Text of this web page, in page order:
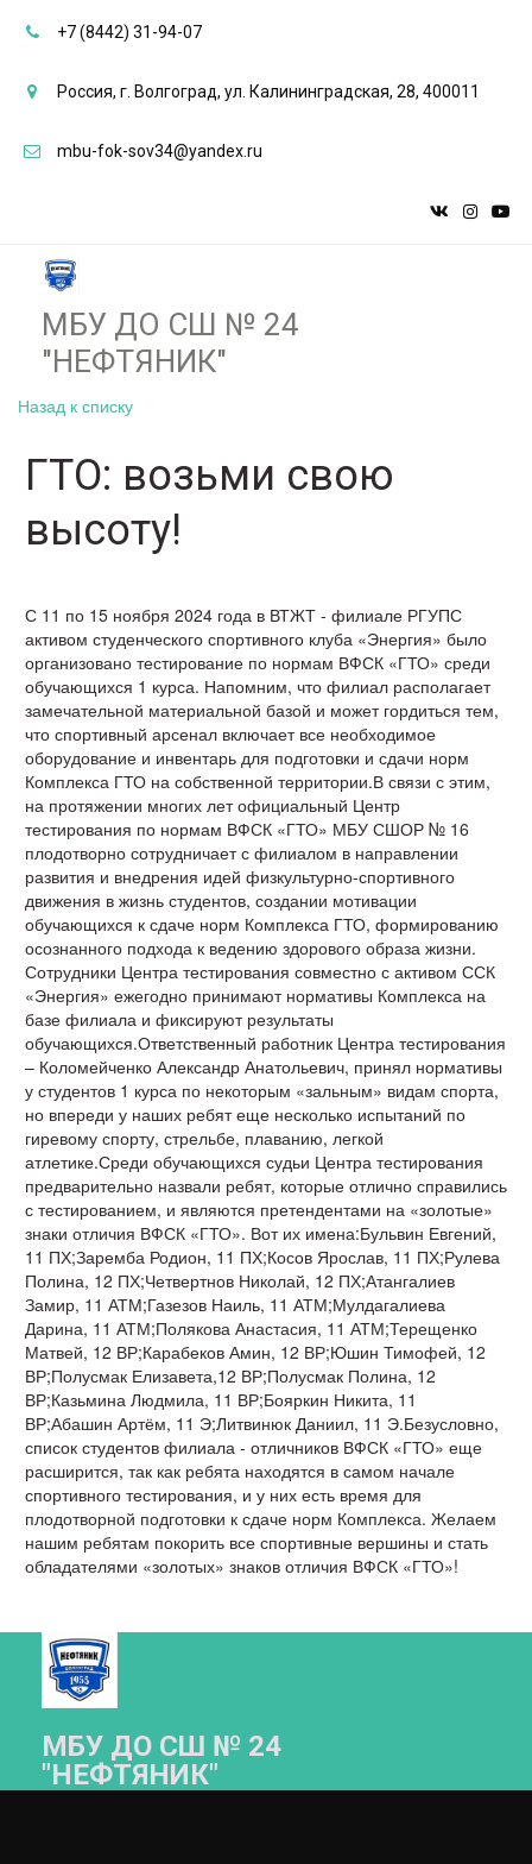
+7 (8442) 31-94-07
Россия, г. Волгоград, ул. Калининградская, 28, 400011
mbu-fok-sov34@yandex.ru
МБУ ДО СШ № 24
"НЕФТЯНИК"­­
Назад к списку
ГТО: возьми свою
высоту!
С 11 по 15 ноября 2024 года в ВТЖТ - филиале РГУПС
активом студенческого спортивного клуба «Энергия» было
организовано тестирование по нормам ВФСК «ГТО» среди
обучающихся 1 курса. Напомним, что филиал располагает
замечательной материальной базой и может гордиться тем,
что спортивный арсенал включает все необходимое
оборудование и инвентарь для подготовки и сдачи норм
Комплекса ГТО на собственной территории.В связи с этим,
на протяжении многих лет официальный Центр
тестирования по нормам ВФСК «ГТО» МБУ СШОР № 16
плодотворно сотрудничает с филиалом в направлении
развития и внедрения идей физкультурно-спортивного
движения в жизнь студентов, создании мотивации
обучающихся к сдаче норм Комплекса ГТО, формированию
осознанного подхода к ведению здорового образа жизни.
Сотрудники Центра тестирования совместно с активом ССК
«Энергия» ежегодно принимают нормативы Комплекса на
базе филиала и фиксируют результаты
обучающихся.Ответственный работник Центра тестирования
– Коломейченко Александр Анатольевич, принял нормативы
у студентов 1 курса по некоторым «зальным» видам спорта,
но впереди у наших ребят еще несколько испытаний по
гиревому спорту, стрельбе, плаванию, легкой
атлетике.Среди обучающихся судьи Центра тестирования
предварительно назвали ребят, которые отлично справились
с тестированием, и являются претендентами на «золотые»
знаки отличия ВФСК «ГТО». Вот их имена:Бульвин Евгений,
11 ПХ;Заремба Родион, 11 ПХ;Косов Ярослав, 11 ПХ;Рулева
Полина, 12 ПХ;Четвертнов Николай, 12 ПХ;Атангалиев
Замир, 11 АТМ;Газезов Наиль, 11 АТМ;Мулдагалиева
Дарина, 11 АТМ;Полякова Анастасия, 11 АТМ;Терещенко
Матвей, 12 ВР;Карабеков Амин, 12 ВР;Юшин Тимофей, 12
ВР;Полусмак Елизавета,12 ВР;Полусмак Полина, 12
ВР;Казьмина Людмила, 11 ВР;Бояркин Никита, 11
ВР;Абашин Артём, 11 Э;Литвинюк Даниил, 11 Э.Безусловно,
список студентов филиала - отличников ВФСК «ГТО» еще
расширится, так как ребята находятся в самом начале
спортивного тестирования, и у них есть время для
плодотворной подготовки к сдаче норм Комплекса. Желаем
нашим ребятам покорить все спортивные вершины и стать
обладателями «золотых» знаков отличия ВФСК «ГТО»!
МБУ ДО СШ № 24
"НЕФТЯНИК"­­